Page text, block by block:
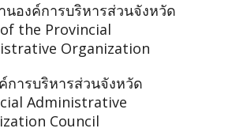
นองค์การบริหารส่วนจังหวัด
the Provincial
Organization
การบริหารส่วนจังหวัด
Administrative
Council